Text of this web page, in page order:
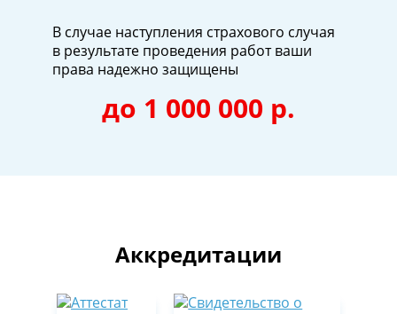
В случае наступления страхового случая
в результате проведения работ ваши
права надежно защищены
до 1 000 000 р.
Аккредитации